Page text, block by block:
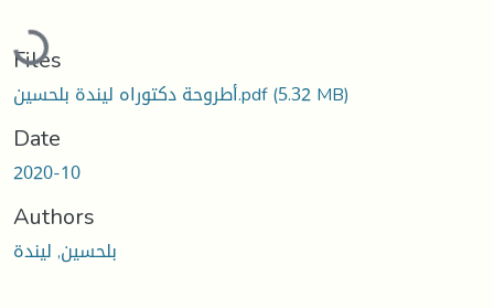
Loading...
Files
أطروحة دكتوراه ليندة بلحسين.pdf(5.32 MB)
Date
2020-10
Authors
بلحسين, ليندة